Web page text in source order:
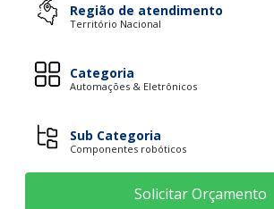
Região de atendimento
Território Nacional
Categoria
Automações & Eletrônicos
Sub Categoria
Componentes robóticos
Solicitar Orçamento